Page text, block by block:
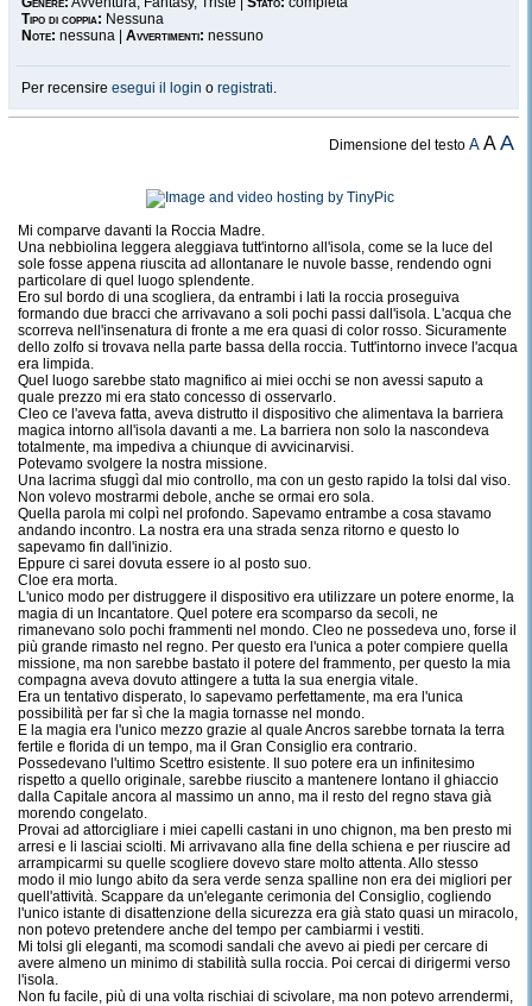
Tipo di coppia: Nessuna
Note: nessuna | Avvertimenti: nessuno
Per recensire esegui il login o registrati.
Dimensione del testoA AA
Mi comparve davanti la Roccia Madre.
Una nebbiolina leggera aleggiava tutt'intorno all'isola, come se la luce del
sole fosse appena riuscita ad allontanare le nuvole basse, rendendo ogni
particolare di quel luogo splendente.
Ero sul bordo di una scogliera, da entrambi i lati la roccia proseguiva
formando due bracci che arrivavano a soli pochi passi dall'isola. L'acqua che
scorreva nell'insenatura di fronte a me era quasi di color rosso. Sicuramente
dello zolfo si trovava nella parte bassa della roccia. Tutt'intorno invece l'acqua
era limpida.
Quel luogo sarebbe stato magnifico ai miei occhi se non avessi saputo a
quale prezzo mi era stato concesso di osservarlo.
Cleo ce l'aveva fatta, aveva distrutto il dispositivo che alimentava la barriera
magica intorno all'isola davanti a me. La barriera non solo la nascondeva
totalmente, ma impediva a chiunque di avvicinarvisi.
Potevamo svolgere la nostra missione.
Una lacrima sfuggì dal mio controllo, ma con un gesto rapido la tolsi dal viso.
Non volevo mostrarmi debole, anche se ormai ero sola.
Quella parola mi colpì nel profondo. Sapevamo entrambe a cosa stavamo
andando incontro. La nostra era una strada senza ritorno e questo lo
sapevamo fin dall'inizio.
Eppure ci sarei dovuta essere io al posto suo.
Cloe era morta.
L'unico modo per distruggere il dispositivo era utilizzare un potere enorme, la
magia di un Incantatore. Quel potere era scomparso da secoli, ne
rimanevano solo pochi frammenti nel mondo. Cleo ne possedeva uno, forse il
più grande rimasto nel regno. Per questo era l'unica a poter compiere quella
missione, ma non sarebbe bastato il potere del frammento, per questo la mia
compagna aveva dovuto attingere a tutta la sua energia vitale.
Era un tentativo disperato, lo sapevamo perfettamente, ma era l'unica
possibilità per far sì che la magia tornasse nel mondo.
E la magia era l'unico mezzo grazie al quale Ancros sarebbe tornata la terra
fertile e florida di un tempo, ma il Gran Consiglio era contrario.
Possedevano l'ultimo Scettro esistente. Il suo potere era un infinitesimo
rispetto a quello originale, sarebbe riuscito a mantenere lontano il ghiaccio
dalla Capitale ancora al massimo un anno, ma il resto del regno stava già
morendo congelato.
Provai ad attorcigliare i miei capelli castani in uno chignon, ma ben presto mi
arresi e li lasciai sciolti. Mi arrivavano alla fine della schiena e per riuscire ad
arrampicarmi su quelle scogliere dovevo stare molto attenta. Allo stesso
modo il mio lungo abito da sera verde senza spalline non era dei migliori per
quell'attività. Scappare da un'elegante cerimonia del Consiglio, cogliendo
l'unico istante di disattenzione della sicurezza era già stato quasi un miracolo,
non potevo pretendere anche del tempo per cambiarmi i vestiti.
Mi tolsi gli eleganti, ma scomodi sandali che avevo ai piedi per cercare di
avere almeno un minimo di stabilità sulla roccia. Poi cercai di dirigermi verso
l'isola.
Non fu facile, più di una volta rischiai di scivolare, ma non potevo arrendermi,